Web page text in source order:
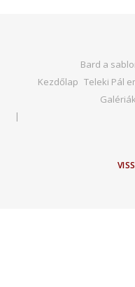
Bard a
Kezdőlap Teleki Pál
Galériák